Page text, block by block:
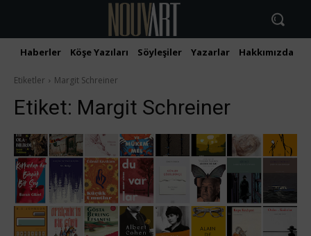
Haberler Köşe Yazıları Söyleşiler Yazarlar Hakkımızda
Etiketler Margit Schreiner
Etiket: Margit Schreiner